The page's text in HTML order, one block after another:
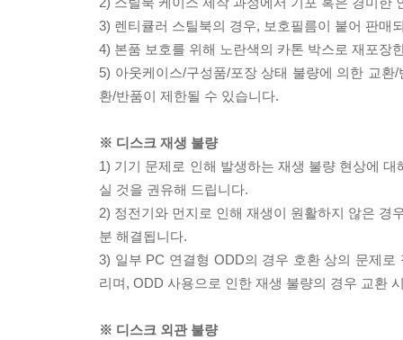
3) 렌티큘러 스틸북의 경우, 보호필름이 붙어 판매
4) 본품 보호를 위해 노란색의 카톤 박스로 재포장
5) 아웃케이스/구성품/포장 상태 불량에 의한 교
환/반품이 제한될 수 있습니다.
※ 디스크 재생 불량
1) 기기 문제로 인해 발생하는 재생 불량 현상에
실 것을 권유해 드립니다.
2) 정전기와 먼지로 인해 재생이 원활하지 않은 경
분 해결됩니다.
3) 일부 PC 연결형 ODD의 경우 호환 상의 문제
리며, ODD 사용으로 인한 재생 불량의 경우 교환
※ 디스크 외관 불량